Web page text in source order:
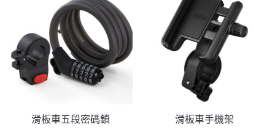
滑板車五段密碼鎖 滑板車手機架